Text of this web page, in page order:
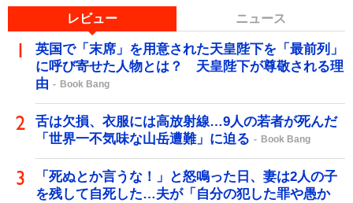
レビュー ニュース
英国で「末席」を用意された天皇陛下を「最前列」
に呼び寄せた人物とは？ 天皇陛下が尊敬される理
由
Book Bang
舌は欠損、衣服には高放射線…9人の若者が死んだ
「世界一不気味な山岳遭難」に迫る
Book Bang
「死ぬとか言うな！」と怒鳴った日、妻は2人の子
を残して自死した…夫が「自分の犯した罪や愚か